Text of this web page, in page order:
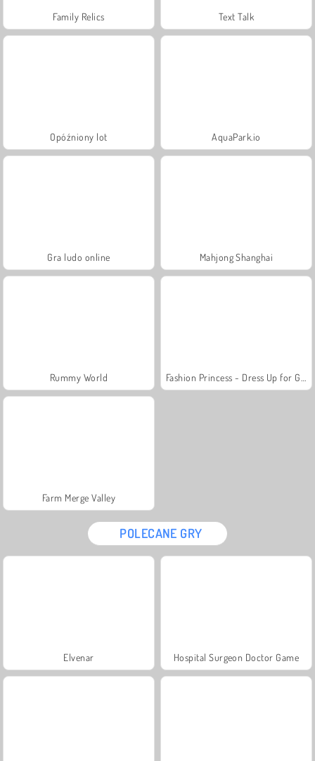
Family Relics Text Talk
Opóźniony lot AquaPark.io
Gra ludo online Mahjong Shanghai
Rummy World
Farm Merge Valley
POLECANE GRY
Elvenar Hospital Surgeon Doctor Game